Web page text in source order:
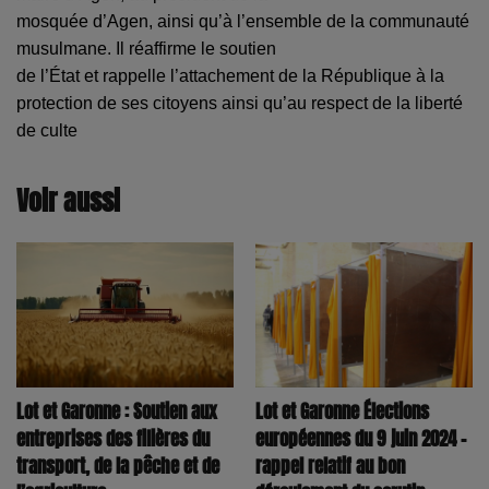
mosquée d’Agen, ainsi qu’à l’ensemble de la communauté
musulmane. Il réaffirme le soutien
de l’État et rappelle l’attachement de la République à la
protection de ses citoyens ainsi qu’au respect de la liberté
de culte
Voir aussi
Lot et Garonne : Soutien aux
entreprises des filières du
transport, de la pêche et de
Lot et Garonne Élections
européennes du 9 juin 2024 -
rappel relatif au bon